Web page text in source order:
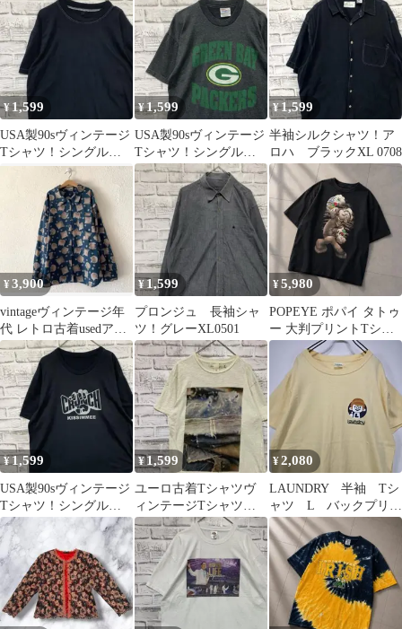
0618
0730
¥ 1,599
USA製90sヴィンテージ
Tシャツ！シングルス
テッチブラック古着L
¥1,599
USA製90sヴィンテージ
Tシャツ！シングルグ
レー古着レディース
L0429
¥1,599
半袖シルクシャツ！ア
ロハ ブラックXL 0708
¥3,900
vintageヴィンテージ年
代 レトロ古着usedアー
ト柄オーバーブラウス
¥1,599
プロンジュ 長袖シャ
ツ！グレーXL0501
¥5,980
POPEYE ポパイ タトゥ
ー 大判プリントTシャ
ツ 黒 M 古着 キャラク
ター
¥1,599
USA製90sヴィンテージ
Tシャツ！シングルス
テッチブラック古着
XL0624
¥ 1,599
ユーロ古着Tシャツヴ
ィンテージTシャツ！
きなり半袖 M 0428
¥2,080
LAUNDRY 半袖 Tシ
ャツ L バックプリン
ト イエロー リユー
ス 古着